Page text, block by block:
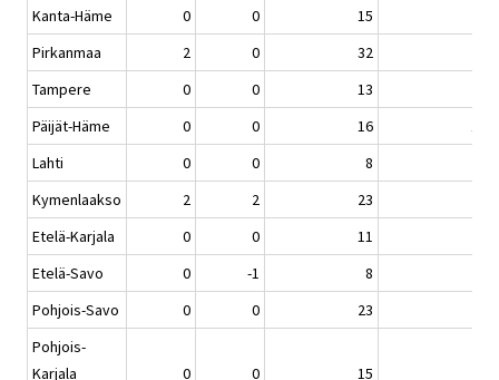
Kanta-Häme
0 0 15
Pirkanmaa
2 0 32
Tampere
0 0 13
Päijät-Häme
0 0 16
10
Lahti
0 0 8
Kymenlaakso
2 2 23
Etelä-Karjala
0 0 11
Etelä-Savo
0 -1 8
Pohjois-Savo
0 0 23
Pohjois-
Karjala
0 0 15